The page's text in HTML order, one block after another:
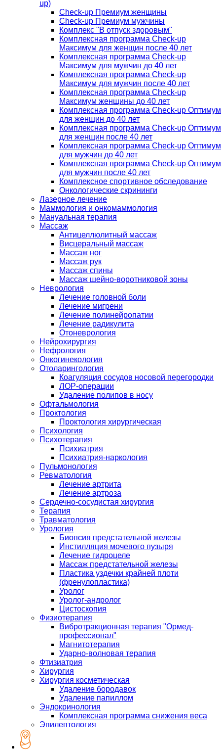
up)
Check-up Премиум женщины
Check-up Премиум мужчины
Комплекс "В отпуск здоровым"
Комплексная программа Check-up
Максимум для женщин после 40 лет
Комплексная программа Check-up
Максимум для мужчин до 40 лет
Комплексная программа Check-up
Максимум для мужчин после 40 лет
Комплексная программа Check-up
Максимум женщины до 40 лет
Комплексная программа Check-up Оптимум
для женщин до 40 лет
Комплексная программа Check-up Оптимум
для женщин после 40 лет
Комплексная программа Check-up Оптимум
для мужчин до 40 лет
Комплексная программа Check-up Оптимум
для мужчин после 40 лет
Комплексное спортивное обследование
Онкологические скрининги
Лазерное лечение
Маммология и онкомаммология
Мануальная терапия
Массаж
Антицеллюлитный массаж
Висцеральный массаж
Массаж ног
Массаж рук
Массаж спины
Массаж шейно-воротниковой зоны
Неврология
Лечение головной боли
Лечение мигрени
Лечение полинейропатии
Лечение радикулита
Отоневрология
Нейрохирургия
Нефрология
Онкогинекология
Отоларингология
Коагуляция сосудов носовой перегородки
ЛОР-операции
Удаление полипов в носу
Офтальмология
Проктология
Проктология хирургическая
Психология
Психотерапия
Психиатрия
Психиатрия-наркология
Пульмонология
Ревматология
Лечение артрита
Лечение артроза
Сердечно-сосудистая хирургия
Терапия
Травматология
Урология
Биопсия предстательной железы
Инстилляция мочевого пузыря
Лечение гидроцеле
Массаж предстательной железы
Пластика уздечки крайней плоти
(френулопластика)
Уролог
Уролог-андролог
Цистоскопия
Физиотерапия
Вибротракционная терапия "Ормед-
профессионал"
Магнитотерапия
Ударно-волновая терапия
Фтизиатрия
Хирургия
Хирургия косметическая
Удаление бородавок
Удаление папиллом
Эндокринология
Комплексная программа снижения веса
Эпилептология